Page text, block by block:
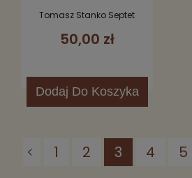
Tomasz Stanko Septet
50,00 zł
Dodaj Do Koszyka
1 2 3 4 5